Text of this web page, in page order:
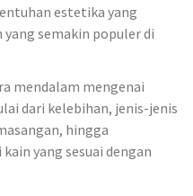
estetika yang
semakin populer di
mendalam mengenai
dari kelebihan, jenis-jenis
hingga
yang sesuai dengan